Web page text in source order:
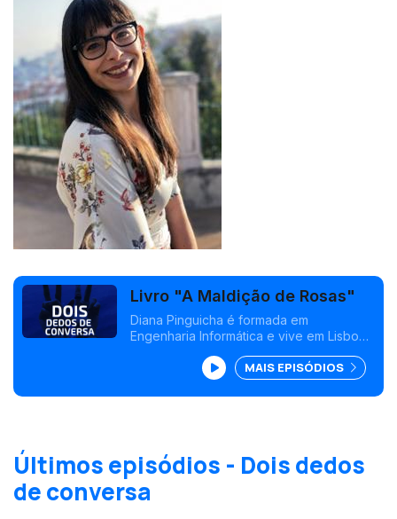
Livro "A Maldição de Rosas"
Diana Pinguicha é formada em
Engenharia Informática e vive em Lisboa,
videojogos e ler. Hoje veio falar do seu
livro "A Maldição de Rosas", uma
reedição do "Milagre das Rosas" da
MAIS EPISÓDIOS
Últimos episódios - Dois dedos
de conversa